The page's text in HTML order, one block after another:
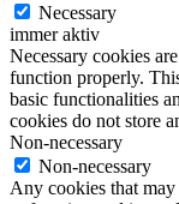
Necessary
immer aktiv
Necessary cookies
function properly.
basic functionalities
cookies do not store
Non-necessary
Non-necessary
Any cookies that